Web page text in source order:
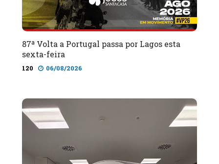
87ª Volta a Portugal passa por Lagos esta
sexta-feira
120 06/08/2026